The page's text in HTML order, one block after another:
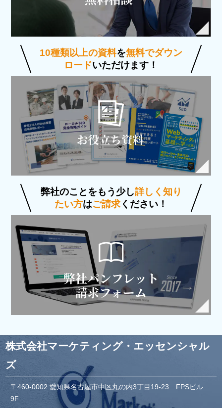
10種類以上の資料を無料でダウン
ロードいただけます！
弊社のことをもう少し詳しく知り
たい方はご請求 ください！
株式会社マーケティング・エッセンシャル
ズ
〒460-0002 愛知県名古屋市中区丸の内3丁目19-23 FPSビル
9F